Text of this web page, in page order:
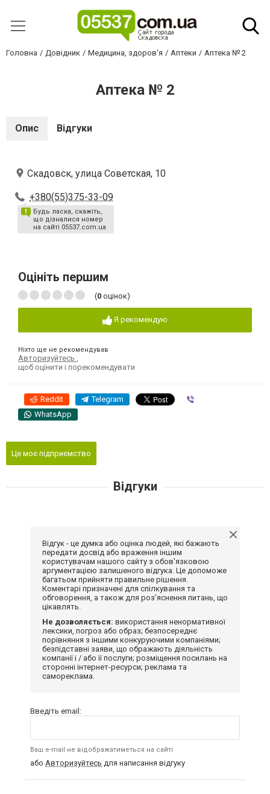
Головна Довідник Медицина, здоров'я Аптеки Аптека № 2
Аптека № 2
Опис Відгуки
Скадовск, улица Советская, 10
+380(55)375-33-09
Будь ласка, скажіть,
що дізналися номер
на сайті 05537.com.ua
Оцініть першим
(0 оцінок)
Я рекомендую
Ніхто ще не рекомендував
Авторизуйтесь
щоб оцінити і порекомендувати
Reddit Telegram
WhatsApp
Це моє підприємство
Відгуки
Відгук - це думка або оцінка людей, які бажають
передати досвід або враження іншим
користувачам нашого сайту з обов'язковою
аргументацією залишеного відгука. Це допоможе
багатьом прийняти правильне рішення.
Коментарі призначені для спілкування та
обговорення, а також для роз'яснення питань, що
цікавлять.
Не дозволяється: використання ненормативної
лексики, погроз або образ; безпосереднє
порівняння з іншими конкуруючими компаніями;
безпідставні заяви, що ображають діяльність
компанії і / або її послуги; розміщення посилань на
сторонні інтернет-ресурси; реклама та
самореклама.
Введіть email:
Ваш e-mail не відображатиметься на сайті
або Авторизуйтесь для написання відгуку